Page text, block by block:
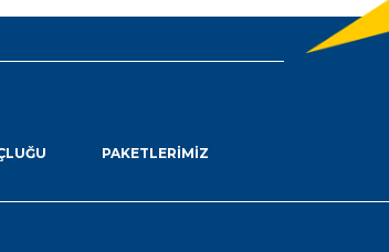
PAKETLERIMIZ